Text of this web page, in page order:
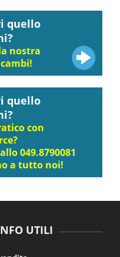
quello
nostra
quello
con
049.8790081
a tutto noi!
UTILI